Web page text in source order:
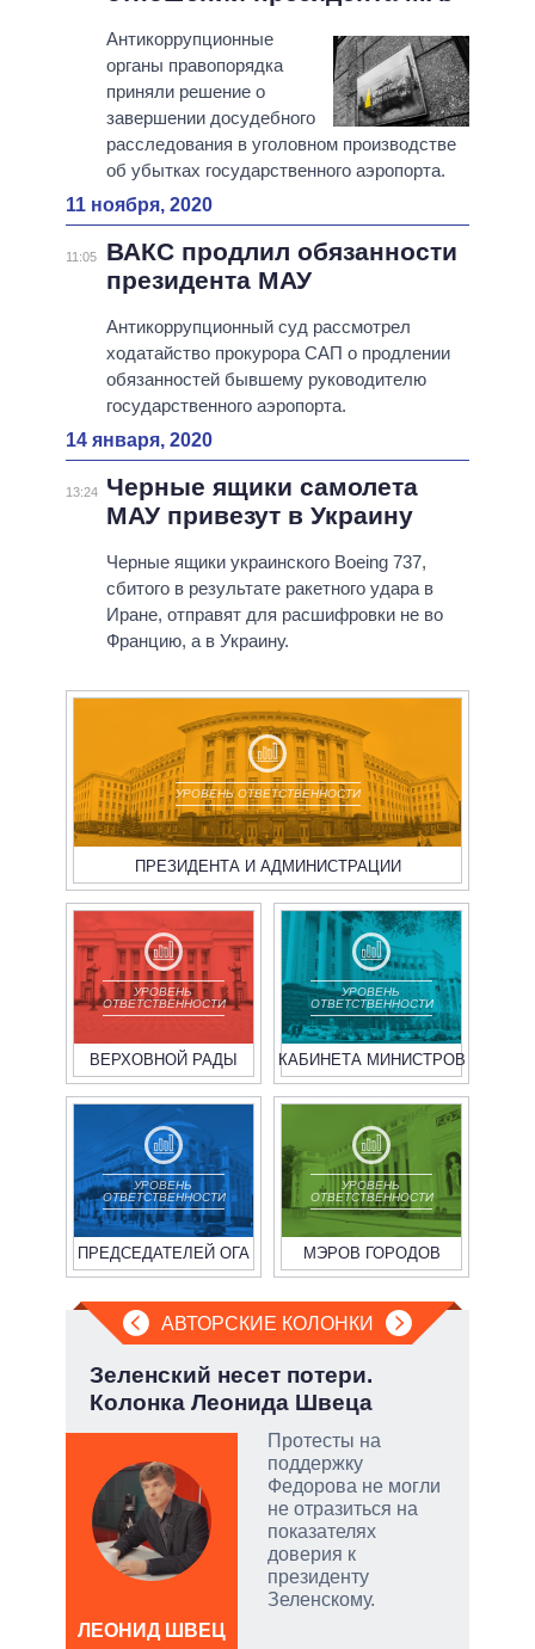
Антикоррупционные
органы правопорядка
приняли решение о
завершении досудебного
расследования в уголовном производстве
об убытках государственного аэропорта.
11 ноября, 2020
11:05
ВАКС продлил обязанности
президента МАУ
Антикоррупционный суд рассмотрел
ходатайство прокурора САП о продлении
обязанностей бывшему руководителю
государственного аэропорта.
14 января, 2020
13:24
Черные ящики самолета
МАУ привезут в Украину
Черные ящики украинского Boeing 737,
сбитого в результате ракетного удара в
Иране, отправят для расшифровки не во
Францию, а в Украину.
УРОВЕНЬ ОТВЕТСТВЕННОСТИ
ПРЕЗИДЕНТА И АДМИНИСТРАЦИИ
УРОВЕНЬ
ОТВЕТСТВЕННОСТИ
ВЕРХОВНОЙ РАДЫ
УРОВЕНЬ
ОТВЕТСТВЕННОСТИ
КАБИНЕТА МИНИСТРОВ
УРОВЕНЬ
ОТВЕТСТВЕННОСТИ
ПРЕДСЕДАТЕЛЕЙ ОГА
УРОВЕНЬ
ОТВЕТСТВЕННОСТИ
МЭРОВ ГОРОДОВ
АВТОРСКИЕ КОЛОНКИ
Зеленский несет потери.
Колонка Леонида Швеца
Протесты на
поддержку
Федорова не могли
не отразиться на
показателях
доверия к
президенту
Зеленскому.
ЛЕОНИД ШВЕЦ